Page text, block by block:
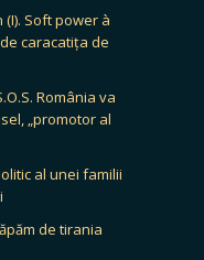
Soft power à
caracatița de
România va
„promotor al
al unei familii
de tirania